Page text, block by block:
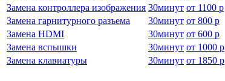
Замена контроллера изображения 30минут от 1100 р
Замена гарнитурного разъема
30минут от 800 р
Замена HDMI
30минут от 600 р
Замена вспышки
30минут от 1000 р
Замена клавиатуры
30минут от 1850 р